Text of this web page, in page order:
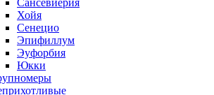
Хойя
Сенецио
Эпифиллум
Эуфорбия
Юкки